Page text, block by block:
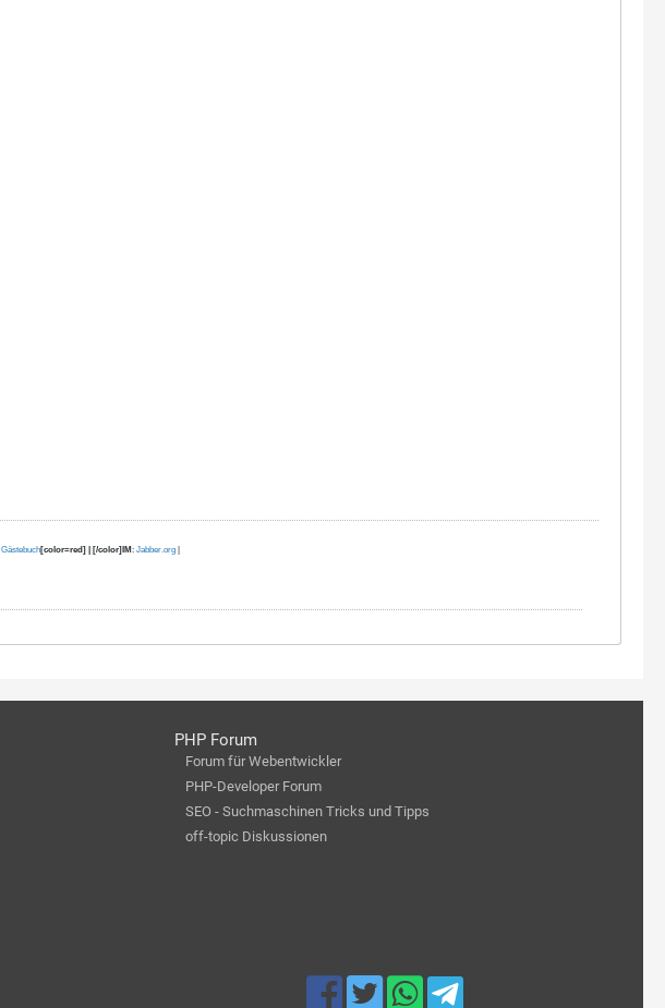
Gästebuch[color=red] | [/color]IM: Jabber.org |
PHP Forum
Forum für Webentwickler
PHP-Developer Forum
SEO - Suchmaschinen Tricks und Tipps
off-topic Diskussionen